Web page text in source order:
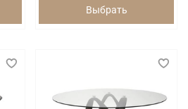
Выбрать